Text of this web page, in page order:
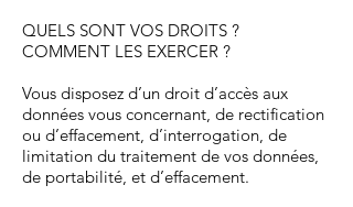
QUELS SONT VOS DROITS ?
COMMENT LES EXERCER ?
Vous disposez d’un droit d’accès aux
données vous concernant, de rectification
ou d’effacement, d’interrogation, de
limitation du traitement de vos données,
de portabilité, et d’effacement.